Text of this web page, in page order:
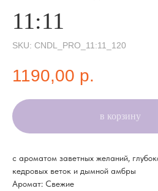
11:11
SKU: CNDL_PRO_11:11_120
1190,00 р.
в корзину
с ароматом заветных желаний,
кедровых веток и дымной амбры
Аромат: Свежие